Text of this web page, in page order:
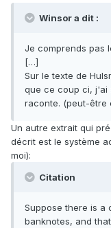
Winsor a dit :
Je comprends pas
[…]
Sur le texte de
que ce coup ci, j'ai
raconte. (peut-être
Un autre extrait qui
décrit est le système
moi):
Citation
Suppose there is a
banknotes, and